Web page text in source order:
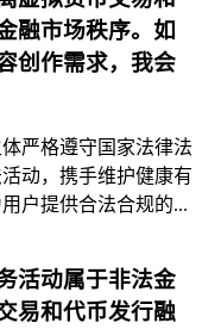
融市场秩序。如
创作需求，我会
严格遵守国家法律法
动，携手维护健康有
户提供合法合规的...
活动属于非法金
易和代币发行融